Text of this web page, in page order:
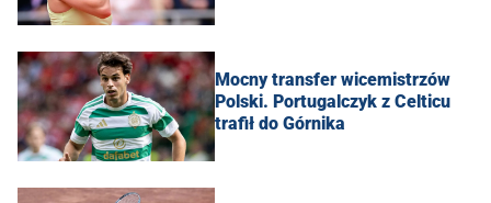
Mocny transfer wicemistrzów
Polski. Portugalczyk z Celticu
trafił do Górnika